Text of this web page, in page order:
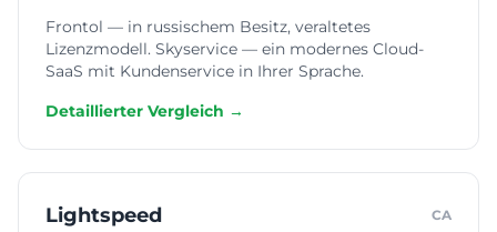
Frontol — in russischem Besitz, veraltetes
Lizenzmodell. Skyservice — ein modernes Cloud-
SaaS mit Kundenservice in Ihrer Sprache.
Detaillierter Vergleich →
Lightspeed CA